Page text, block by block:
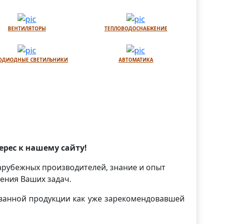
ВЕНТИЛЯТОРЫ ТЕПЛОВОДОСНАБЖЕНИЕ
СВЕТИЛЬНИКИ АВТОМАТИКА
к нашему сайту!
производителей, знание и опыт
Ваших задач.
продукции как уже зарекомендовавшей